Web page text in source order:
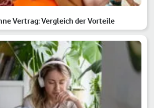
Vertrag: Vergleich der Vorteile